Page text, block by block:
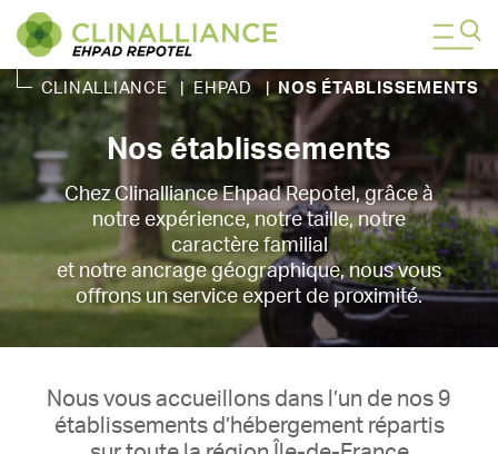
CLINALLIANCE | EHPAD NOS ÉTABLISSEMENTS
Nos établissements
Chez Clinalliance Ehpad Repotel, grâce à
notre expérience, notre taille, notre
caractère familial
et notre ancrage géographique, nous vous
offrons un service expert de proximité.
Nous vous accueillons dans l’un de nos 9
établissements d’hébergement répartis